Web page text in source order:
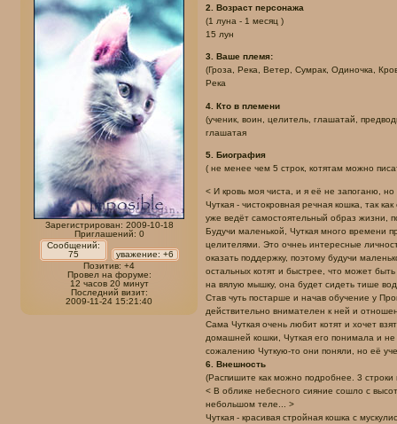
Зарегистрирован: 2009-10-18
Приглашений: 0
Сообщений:
75
уважение: +6
Позитив: +4
Провел на форуме:
12 часов 20 минут
Последний визит:
2009-11-24 15:21:40
2. Возраст персонажа
(1 луна - 1 месяц )
15 лун
3. Ваше племя:
(Гроза, Река, Ветер, Сумрак, Одиночка,
Река
4. Кто в племени
(ученик, воин, целитель, глашатай,
глашатая
5. Биография
( не менее чем 5 строк, котятам можно
< И кровь моя чиста, и я её не запоганю,
Чуткая - чистокровная речная кошка, так
уже ведёт самостоятельный образ жизни,
Будучи маленькой, Чуткая много времени
целителями. Это очнеь интересные
оказать поддержку, поэтому будучи
остальных котят и быстрее, что может
на вялую мышку, она будет сидеть тише
Став чуть постарше и начав обучение у
действительно внимателен к ней и
Сама Чуткая очень любит котят и хочет
домашней кошки, Чуткая его понимала и не
сожалению Чуткую-то они поняли, но её
6. Внешность
(Распишите как можно подробнее. 3
< В облике небесного сияние сошло с
небольшом теле... >
Чуткая - красивая стройная кошка с